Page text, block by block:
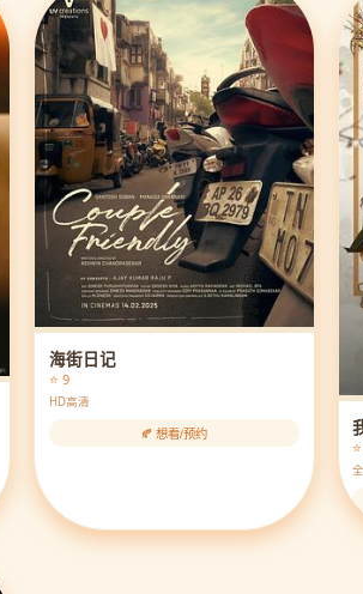
海街日记
⭐ 9
HD高清
🍂 想看/预约